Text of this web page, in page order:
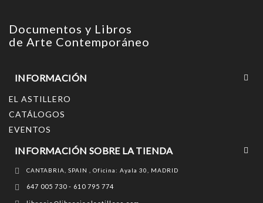
Documentos y Libros
de Arte Contemporáneo
INFORMACIÓN
EL ASTILLERO
CATÁLOGOS
EVENTOS
INFORMACIÓN SOBRE LA TIENDA
CANTABRIA, SPAIN , Oficina: Ayala 30, MADRID
647 005 730 - 610 795 774